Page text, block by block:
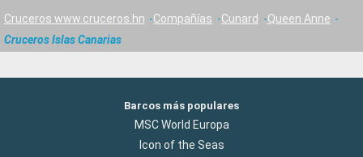
Cruceros www.cruceros.hn Compañías Cunard
Queen Anne
Cruceros Islas Canarias
Barcos más populares
MSC World Europa
Icon of the Seas